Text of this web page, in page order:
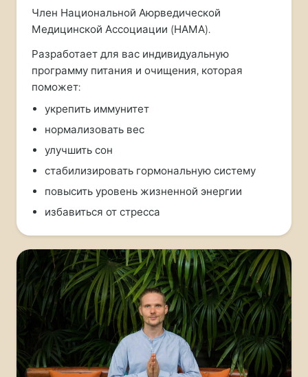
Член Национальной Аюрведической
Медицинской Ассоциации (НАМА).
Разработает для вас индивидуальную
программу питания и очищения, которая
поможет:
укрепить иммунитет
нормализовать вес
улучшить сон
стабилизировать гормональную систему
повысить уровень жизненной энергии
избавиться от стресса